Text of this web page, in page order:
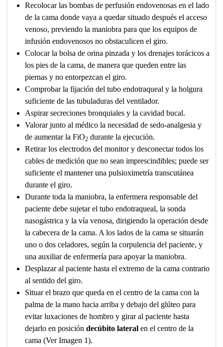
Recolocar las bombas de perfusión endovenosas en el lado
de la cama donde vaya a quedar situado después el acceso
venoso, previendo la maniobra para que los equipos de
infusión endovenosos no obstaculicen el giro.
Colocar la bolsa de orina pinzada y los drenajes torácicos a
los pies de la cama, de manera que queden entre las
piernas y no entorpezcan el giro.
Comprobar la fijación del tubo endotraqueal y la holgura
suficiente de las tubuladuras del ventilador.
Aspirar secreciones bronquiales y la cavidad bucal.
Valorar junto al médico la necesidad de sedo-analgesia y
de aumentar la FiO2durante la ejecución.
Retirar los electrodos del monitor y desconectar todos los
cables de medición que no sean imprescindibles; puede ser
suficiente el mantener una pulsioximetría transcutánea
durante el giro.
Durante toda la maniobra, la enfermera responsable del
paciente debe sujetar el tubo endotraqueal, la sonda
nasogástrica y la vía venosa, dirigiendo la operación desde
la cabecera de la cama. A los lados de la cama se situarán
uno o dos celadores, según la corpulencia del paciente, y
una auxiliar de enfermería para apoyar la maniobra.
Desplazar al paciente hasta el extremo de la cama contrario
al sentido del giro.
Situar el brazo que queda en el centro de la cama con la
palma de la mano hacia arriba y debajo del glúteo para
evitar luxaciones de hombro y girar al paciente hasta
dejarlo en posición decúbito lateralen el centro de la
cama (Ver Imagen 1).